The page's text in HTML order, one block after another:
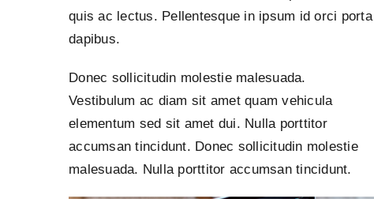
quis ac lectus. Pellentesque in ipsum id orci porta
dapibus.
Donec sollicitudin molestie malesuada.
Vestibulum ac diam sit amet quam vehicula
elementum sed sit amet dui. Nulla porttitor
accumsan tincidunt. Donec sollicitudin molestie
malesuada. Nulla porttitor accumsan tincidunt.